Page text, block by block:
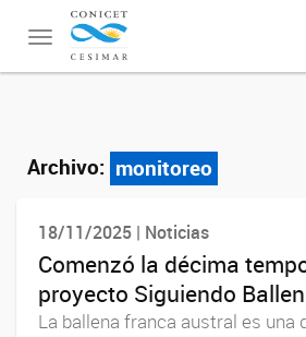
Toggle
navigation
Archivo: monitoreo
18/11/2025 | Noticias
Comenzó la décima
proyecto Siguiendo
La ballena franca austral es una